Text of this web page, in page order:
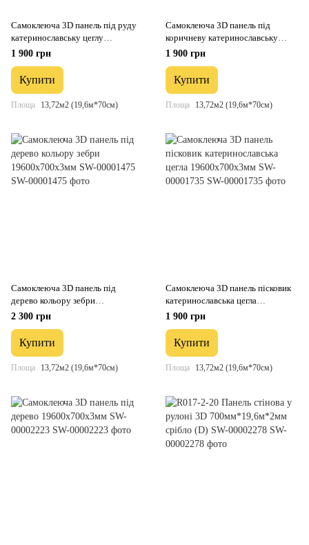
Самоклеюча 3D панель під руду
катеринославську цеглу
19600x700x3мм SW-00001370
1 900 грн
Купити
Площа 13,72м2 (19,6м*70см)
Самоклеюча 3D панель під
коричневу катеринославську
цеглу 19600x700x3мм SW-
1 900 грн
Купити
Площа 13,72м2 (19,6м*70см)
Самоклеюча 3D панель під
дерево кольору зебри
19600x700x3мм SW-00001475
2 300 грн
Купити
Площа 13,72м2 (19,6м*70см)
Самоклеюча 3D панель пісковик
катеринославська цегла
19600x700x3мм SW-00001735
1 900 грн
Купити
Площа 13,72м2 (19,6м*70см)